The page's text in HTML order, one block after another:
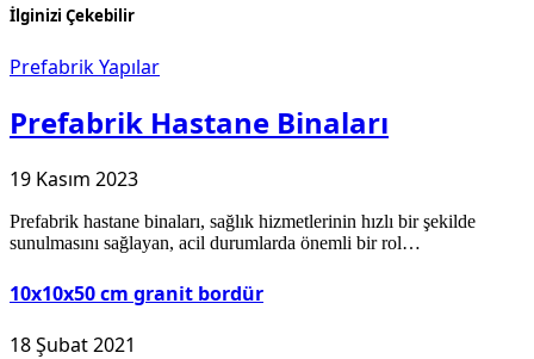
İlginizi Çekebilir
Prefabrik Yapılar
Prefabrik Hastane Binaları
19 Kasım 2023
Prefabrik hastane binaları, sağlık hizmetlerinin hızlı bir şekilde
sunulmasını sağlayan, acil durumlarda önemli bir rol…
10x10x50 cm granit bordür
18 Şubat 2021